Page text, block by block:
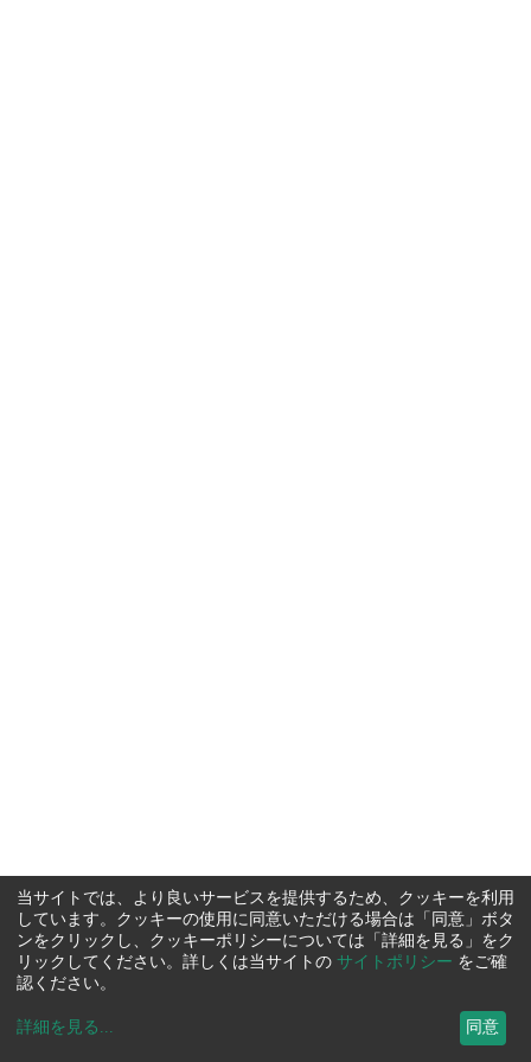
当サイトでは、より良いサービスを提供するため、クッキーを利用
しています。クッキーの使用に同意いただける場合は「同意」ボタ
ンをクリックし、クッキーポリシーについては「詳細を見る」をク
リックしてください。詳しくは当サイトの サイトポリシー をご確
認ください。
詳細を見る ... 同意